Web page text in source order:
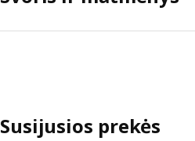
Susijusios prekės